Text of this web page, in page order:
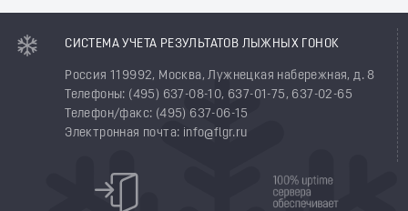
СИСТЕМА УЧЕТА РЕЗУЛЬТАТОВ ЛЫЖНЫХ ГОНОК
Россия 119992, Москва, Лужнецкая набережная, д. 8
Телефоны: (495) 637-08-10, 637-01-75, 637-02-65
Телефон/факс: (495) 637-06-15
Электронная почта: info@flgr.ru